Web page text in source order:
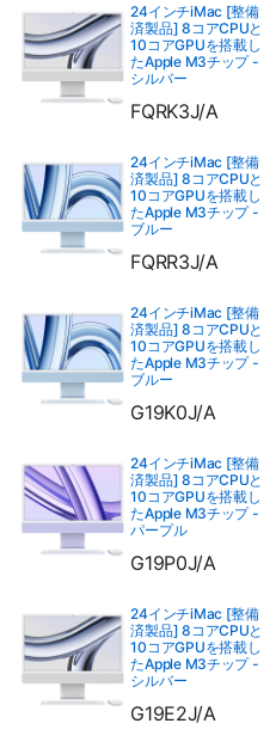
24インチiMac [整備
済製品] 8コアCPUと
10コアGPUを搭載し
たApple M3チップ -
シルバー
FQRK3J/A
24インチiMac [整備
済製品] 8コアCPUと
10コアGPUを搭載し
たApple M3チップ -
ブルー
FQRR3J/A
24インチiMac [整備
済製品] 8コアCPUと
10コアGPUを搭載し
たApple M3チップ -
ブルー
G19K0J/A
24インチiMac [整備
済製品] 8コアCPUと
10コアGPUを搭載し
たApple M3チップ -
パープル
G19P0J/A
24インチiMac [整備
済製品] 8コアCPUと
10コアGPUを搭載し
たApple M3チップ -
シルバー
G19E2J/A